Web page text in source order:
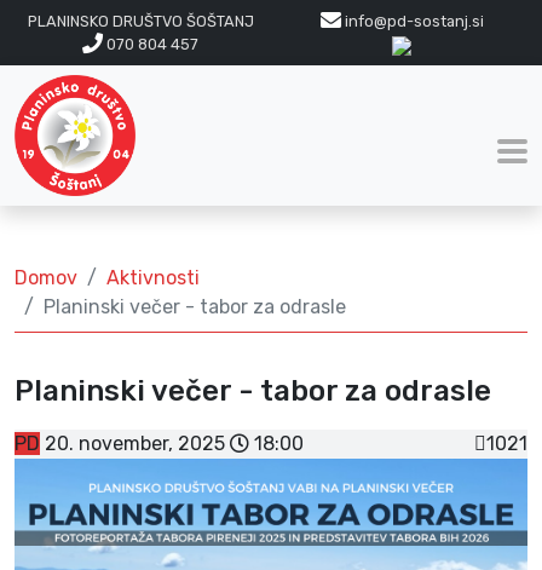
PLANINSKO DRUŠTVO ŠOŠTANJ
info@pd-sostanj.si
070 804 457
Domov
Aktivnosti
Planinski večer - tabor za odrasle
Planinski večer - tabor za odrasle
PD 20. november, 2025 18:00 1021